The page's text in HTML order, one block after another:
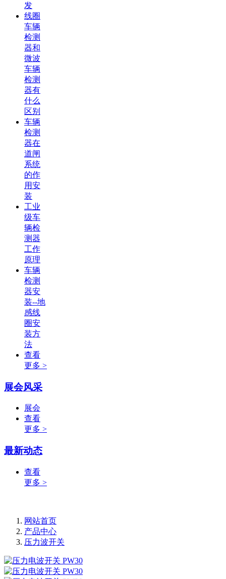
发
线圈
车辆
检测
器和
微波
车辆
检测
器有
什么
区别
车辆
检测
器在
道闸
系统
的作
用安
装
工业
级车
辆检
测器
工作
原理
车辆
检测
器安
装--地
感线
圈安
装方
法
查看
更多 >
展会风采
展会
查看
更多 >
最新动态
查看
更多 >
网站首页
产品中心
压力波开关